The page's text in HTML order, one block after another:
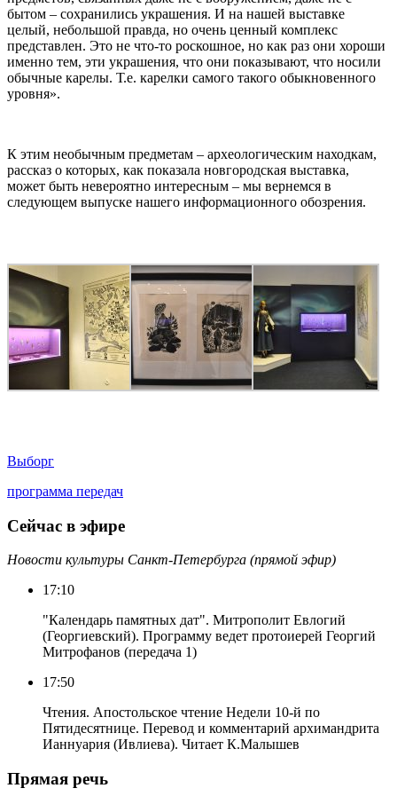
бытом – сохранились украшения. И на нашей выставке
целый, небольшой правда, но очень ценный комплекс
представлен. Это не что-то роскошное, но как раз они хороши
именно тем, эти украшения, что они показывают, что носили
обычные карелы. Т.е. карелки самого такого обыкновенного
уровня».
К этим необычным предметам – археологическим находкам,
рассказ о которых, как показала новгородская выставка,
может быть невероятно интересным – мы вернемся в
следующем выпуске нашего информационного обозрения.
Выборг
программа передач
Сейчас в эфире
Новости культуры Санкт-Петербурга (прямой эфир)
17:10
"Календарь памятных дат". Митрополит Евлогий
(Георгиевский). Программу ведет протоиерей Георгий
Митрофанов (передача 1)
17:50
Чтения. Апостольское чтение Недели 10-й по
Пятидесятнице. Перевод и комментарий архимандрита
Ианнуария (Ивлиева). Читает К.Малышев
Прямая речь